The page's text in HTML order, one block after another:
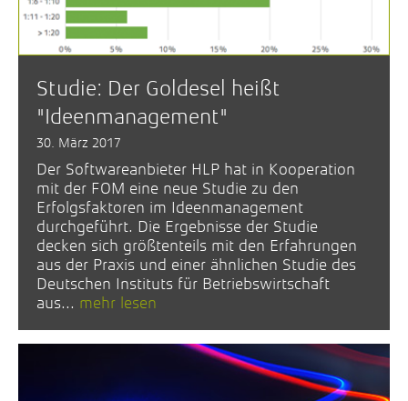
Studie: Der Goldesel heißt
"Ideenmanagement"
30. März 2017
Der Softwareanbieter HLP hat in Kooperation
mit der FOM eine neue Studie zu den
Erfolgsfaktoren im Ideenmanagement
durchgeführt. Die Ergebnisse der Studie
decken sich größtenteils mit den Erfahrungen
aus der Praxis und einer ähnlichen Studie des
Deutschen Instituts für Betriebswirtschaft
aus... mehr lesen